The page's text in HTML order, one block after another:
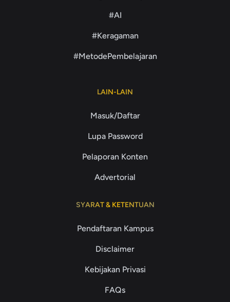
#AI
#Keragaman
#MetodePembelajaran
LAIN-LAIN
Masuk/Daftar
Lupa Password
Pelaporan Konten
Advertorial
SYARAT & KETENTUAN
Pendaftaran Kampus
Disclaimer
Kebijakan Privasi
FAQs